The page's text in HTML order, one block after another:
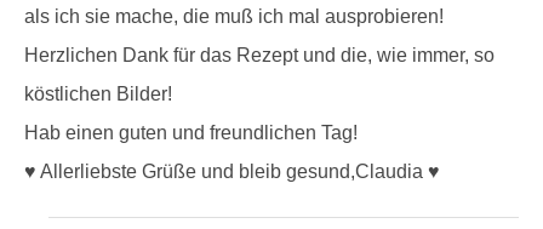
als ich sie mache, die muß ich mal ausprobieren!
Herzlichen Dank für das Rezept und die, wie immer, so
köstlichen Bilder!
Hab einen guten und freundlichen Tag!
♥️ Allerliebste Grüße und bleib gesund,Claudia ♥️